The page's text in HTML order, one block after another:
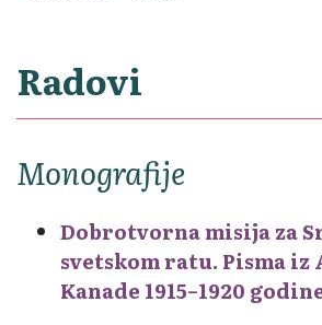
Radovi
Monografije
Dobrotvorna misija za
svetskom ratu. Pisma iz
Kanade 1915–1920